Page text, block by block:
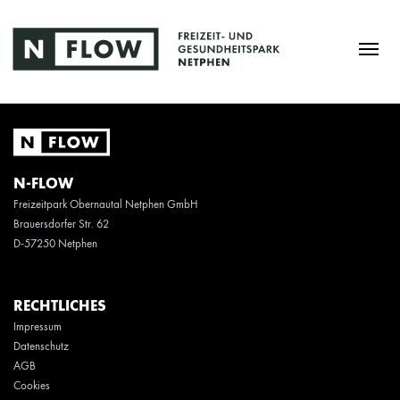
N-FLOW
Freizeitpark Obernautal Netphen GmbH
Brauersdorfer Str. 62
D-57250 Netphen
RECHTLICHES
Impressum
Datenschutz
AGB
Cookies